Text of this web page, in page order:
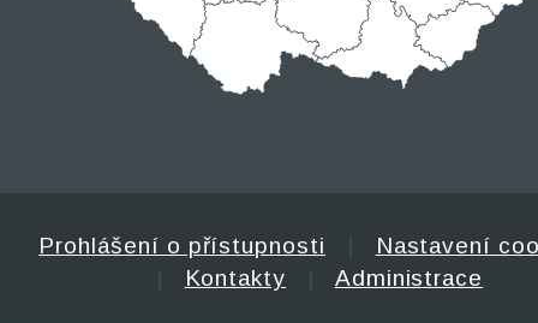
Prohlášení o přístupnosti
Nastavení
Kontakty Administrace